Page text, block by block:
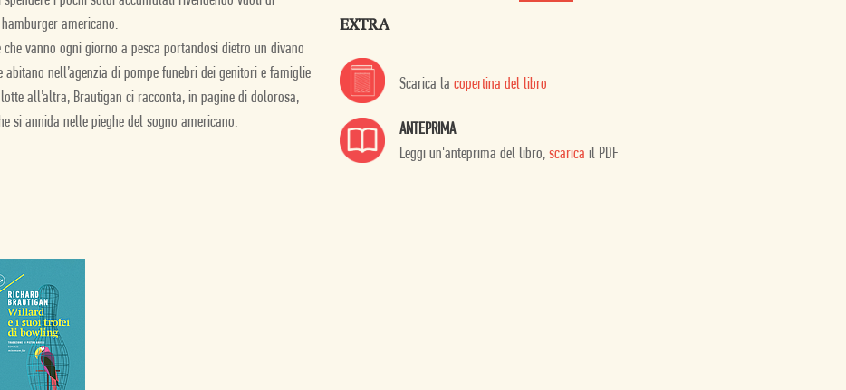
americano.
vanno ogni giorno a pesca portandosi dietro un divano
nell’agenzia di pompe funebri dei genitori e famiglie
all’altra, Brautigan ci racconta, in pagine di dolorosa,
si annida nelle pieghe del sogno americano.
EXTRA
Scarica la copertina del libro
ANTEPRIMA
Leggi un'anteprima del libro, scarica il PDF